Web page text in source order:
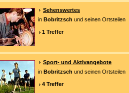
Sehenswertes
in Bobritzsch und seinen Ortsteilen
1 Treffer
Sport- und Aktivangebote
in Bobritzsch und seinen Ortsteilen
4 Treffer